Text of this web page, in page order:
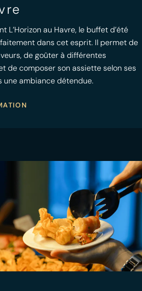
L’Horizon au Havre, le buffet d’été
dans cet esprit. Il permet de
de goûter à différentes
de composer son assiette selon ses
une ambiance détendue.